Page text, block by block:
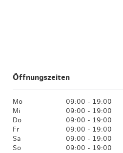
Öffnungszeiten
Mo
09:00 - 19:00
Mi
09:00 - 19:00
Do
09:00 - 19:00
Fr
09:00 - 19:00
Sa
09:00 - 19:00
So
09:00 - 19:00